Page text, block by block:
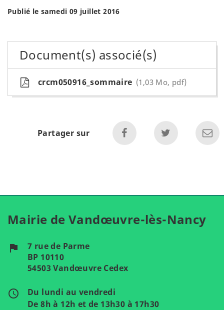
Publié le samedi 09 juillet 2016
Document(s) associé(s)
crcm050916_sommaire 1,03 Mo, pdf
Partager sur
Mairie de Vandœuvre-lès-Nancy
flag
7 rue de Parme
BP 10110
54503 Vandœuvre Cedex
access_time
Du lundi au vendredi
De 8h à 12h et de 13h30 à 17h30